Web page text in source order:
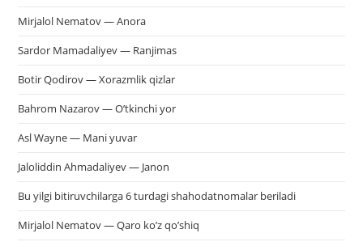
Mirjalol Nematov — Anora
Sardor Mamadaliyev — Ranjimas
Botir Qodirov — Xorazmlik qizlar
Bahrom Nazarov — O’tkinchi yor
Asl Wayne — Mani yuvar
Jaloliddin Ahmadaliyev — Janon
Bu yilgi bitiruvchilarga 6 turdagi shahodatnomalar beriladi
Mirjalol Nematov — Qaro ko’z qo’shiq